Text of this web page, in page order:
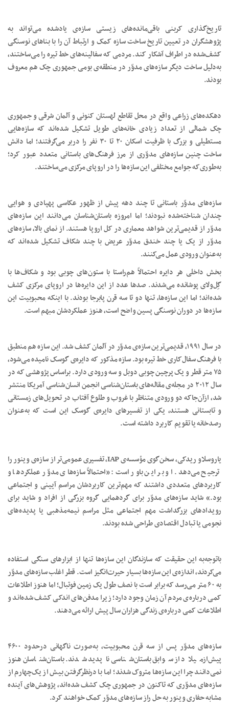
تاریخ‌گذاری کربنی باقی‌مانده‌های زیستی سازه‌ی یادشده می‌تواند به
پژوهشگران در تعیین تاریخ ساخت سازه کمک و ارتباط آن را با بناهای نوسنگی
کشف‌شده در اطراف آشکار کند. مردمی که سفالینه‌های خط‌ تیره را می‌ساختند،
به‌دلیل ساخت دیگر سازه‌های مدوّر در منطقه‌ی بومی جمهوری چک هم معروف
بودند.
دهکده‌های زراعی واقع در محل تقاطع لهستان کنونی و آلمان شرقی و جمهوری
چک شمالی از تعداد زیادی خانه‌های طویل تشکیل شده‌اند که سازه‌هایی
مستطیلی و بزرگ با ظرفیت اسکان ۲۰ تا ۳۰ نفر را دربر می‌گرفتند؛ اما دانش
ساخت چنین سازه‌های مدوّری از مرز فرهنگ‌های باستانی متعدد عبور کرد؛
به‌طوری‌که جوامع مختلفی این سازه‌ها را در اروپای مرکزی می‌ساختند.
سازه‌های مدوّر باستانی تا چند دهه پیش از ظهور عکاسی پهپادی و هوایی
چندان شناخته‌شده نبودند؛ اما امروزه باستان‌شناسان می‌دانند این سازه‌های
مدوّر از قدیمی‌ترین شواهد معماری در کل اروپا هستند. از نمای بالا، سازه‌های
مدوّر از یک یا چند خندق مدوّر عریض با چند شکاف تشکیل شده‌اند که
به‌عنوان ورودی عمل می‌کنند.
بخش داخلی هر دایره احتمالاً هم‌راستا با ستون‌های چوبی بود و شکاف‌ها با
گِل‌ولای پوشانده می‌شدند. صدها عدد از این دایره‌ها در اروپای مرکزی کشف
شده‌اند؛ اما این سازه‌ها، تنها دو تا سه قرن پابرجا بودند. با اینکه محبوبیت این
سازه‌ها در دوران نوسنگی پسین واضح است، هنوز عملکردشان مبهم است.
در سال ۱۹۹۱، قدیمی‌ترین سازه‌ی مدوّر در آلمان کشف شد. این سازه هم منطبق
با فرهنگ سفال‌کاری خط‌ تیره بود. سازه مذکور که دایره‌ی گوسک نامیده می‌شود،
۷۵ متر قطر و یک پرچین چوبی دوبل و سه ورودی دارد. براساس پژوهشی که در
سال ۲۰۱۲ در مجله‌ی مقاله‌های باستان‌شناسی انجمن انسان‌شناسی آمریکا منتشر
شد، ازآن‌جاکه دو ورودی متناظر با غروب و طلوع آفتاب در تحویل‌های زمستانی
و تابستانی هستند، یکی از تفسیرهای دایره‌ی گوسک این است که به‌عنوان
رصدخانه یا تقویم کاربرد داشته است.
یاروسلاو ریدکی، سخن‌گوی مؤسسه‌ی IAP، تفسیری عمومی‌تر از سازه‌ی وینور را
ترجیح می‌دهد. او بر این باور است: «احتمالاً سازه‌های مدوّر عملکردها و
کاربردهای متعددی داشتند که مهم‌ترین کاربردشان مراسم آیینی و اجتماعی
بود.» شاید سازه‌های مدوّر برای گردهمایی گروه بزرگی از افراد و شاید برای
رویدادهای بزرگداشت مهم اجتماعی مثل مراسم نیمه‌مذهبی یا پدیده‌های
نجومی یا تبادل اقتصادی طراحی شده بودند.
باتوجه‌به این حقیقت که سازندگان این سازه‌ها تنها از ابزارهای سنگی استفاده
می‌کردند، اندازه‌ی این سازه‌ها بسیار حیرت‌انگیز است. قطر اغلب سازه‌های مدوّر
به ۶۰ متر می‌رسد که برابر است با نصف طول یک زمین فوتبال؛ اما هنوز اطلاعات
کمی درباره‌ی مردم آن زمان وجود دارد؛ زیرا مدفن‌های اندکی کشف شده‌اند و
اطلاعات کمی درباره‌ی زندگی هزاران سال پیش ارائه می‌دهند.
سازه‌های مدوّر پس از سه قرن محبوبیت، به‌صورت ناگهانی درحدود ۴۶۰۰
پیش‌ازمیلاد از سوابق باستان‌شناسی ناپدید شدند. باستان‌شناسان هنوز
نمی‌دانند چرا این سازه‌ها متروک شدند؛ اما با درنظرگرفتن بیش از یک‌چهارم از
سازه‌های مدوّری که تاکنون در جمهوری چک کشف شده‌اند، پژوهش‌های آینده
مشابه حفاری وینور به حل راز سازه‌های مدوّر کمک خواهند کرد.